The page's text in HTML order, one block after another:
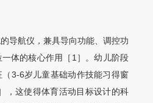
导航仪，兼具导向功能、调控功
体的核心作用［1］。幼儿阶段
3-6岁儿童基础动作技能习得窗
，这使得体育活动目标设计的科